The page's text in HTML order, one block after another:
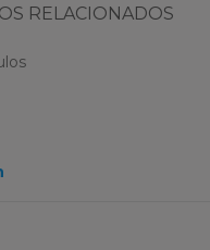
RELACIONADOS